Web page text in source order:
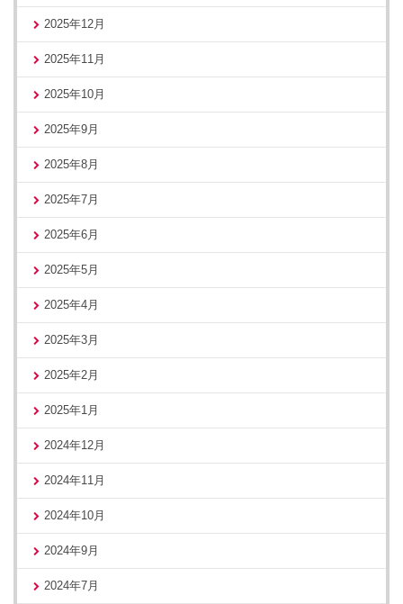
2025年12月
2025年11月
2025年10月
2025年9月
2025年8月
2025年7月
2025年6月
2025年5月
2025年4月
2025年3月
2025年2月
2025年1月
2024年12月
2024年11月
2024年10月
2024年9月
2024年7月